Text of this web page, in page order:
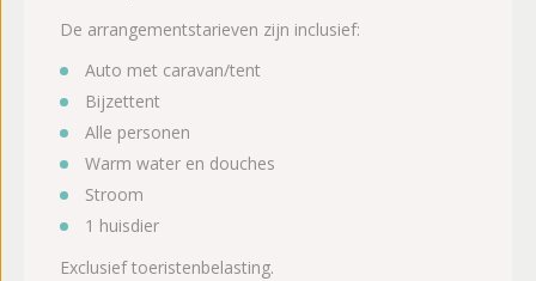
De arrangementstarieven zijn inclusief:
Auto met caravan/tent
Bijzettent
Alle personen
Warm water en douches
Stroom
1 huisdier
Exclusief toeristenbelasting.